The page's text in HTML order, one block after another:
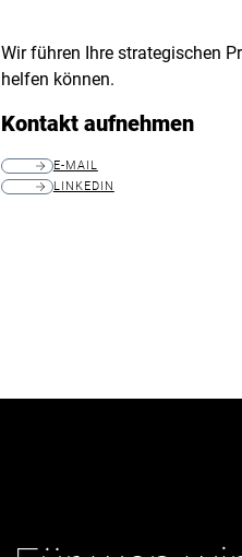
Wir führen Ihre strategischen
helfen können.
Kontakt aufnehmen
E-MAIL
LINKEDIN